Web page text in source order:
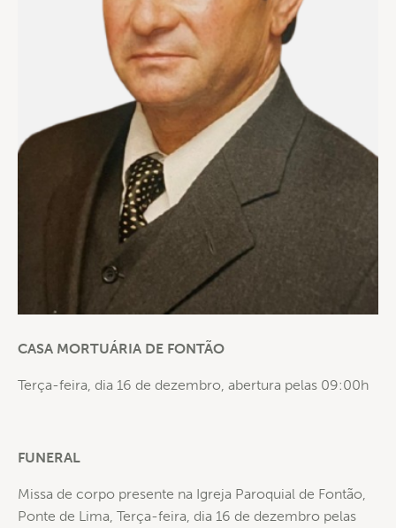
CASA MORTUÁRIA DE FONTÃO
Terça-feira, dia 16 de dezembro, abertura pelas 09:00h
FUNERAL
Missa de corpo presente na Igreja Paroquial de Fontão,
Ponte de Lima, Terça-feira, dia 16 de dezembro pelas